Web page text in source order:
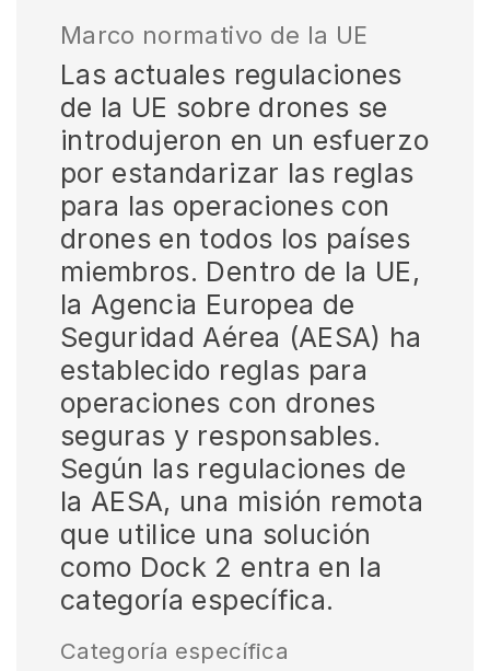
Marco normativo de la UE
Las actuales regulaciones
de la UE sobre drones se
introdujeron en un esfuerzo
por estandarizar las reglas
para las operaciones con
drones en todos los países
miembros. Dentro de la UE,
la Agencia Europea de
Seguridad Aérea (AESA) ha
establecido reglas para
operaciones con drones
seguras y responsables.
Según las regulaciones de
la AESA, una misión remota
que utilice una solución
como Dock 2 entra en la
categoría específica.
Categoría específica